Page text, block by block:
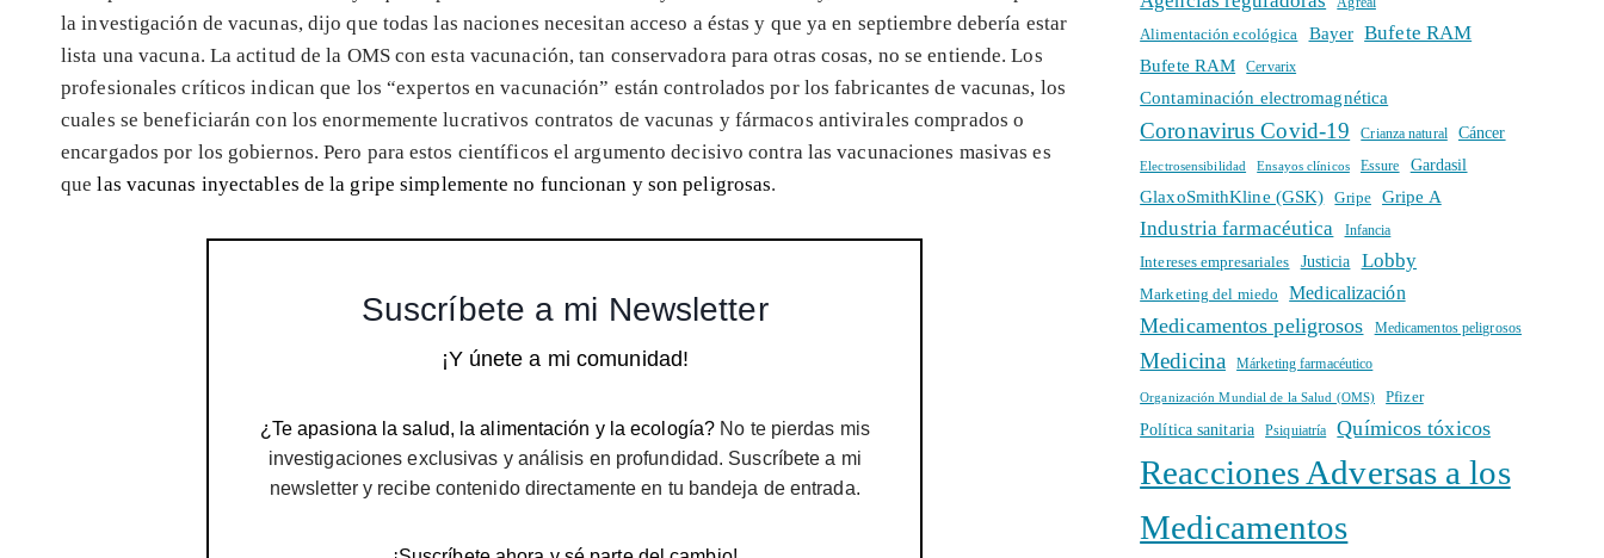
la investigación de vacunas, dijo que todas las naciones necesitan acceso a éstas y que ya en septiembre debería estar
lista una vacuna. La actitud de la OMS con esta vacunación, tan conservadora para otras cosas, no se entiende. Los
profesionales críticos indican que los “expertos en vacunación” están controlados por los fabricantes de vacunas, los
cuales se beneficiarán con los enormemente lucrativos contratos de vacunas y fármacos antivirales comprados o
encargados por los gobiernos. Pero para estos científicos el argumento decisivo contra las vacunaciones masivas es
quelas vacunas inyectables de la gripe simplemente no funcionan y son peligrosas.
Suscríbete a mi Newsletter
¡Y únete a mi comunidad!
¿Te apasiona la salud, la alimentación y la ecología? No te pierdas mis
investigaciones exclusivas y análisis en profundidad. Suscríbete a mi
newsletter y recibe contenido directamente en tu bandeja de entrada.
Alimentación ecológica Bayer Bufete RAM
Bufete RAM Cervarix
Contaminación electromagnética
Coronavirus Covid-19 Crianza natural Cáncer
Electrosensibilidad Ensayos clínicos Essure Gardasil
GlaxoSmithKline (GSK) Gripe Gripe A
Industria farmacéutica Infancia
Intereses empresariales Justicia Lobby
Marketing del miedo Medicalización
Medicamentos peligrosos Medicamentos peligrosos
Medicina Márketing farmacéutico
Organización Mundial de la Salud (OMS) Pfizer
Política sanitaria Psiquiatría Químicos tóxicos
Reacciones Adversas a los
Medicamentos